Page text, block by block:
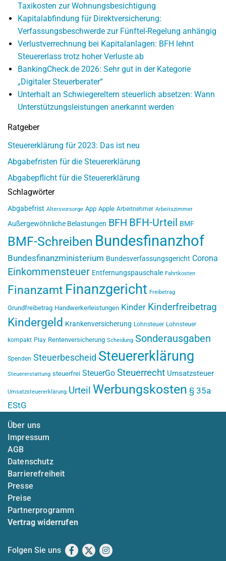
Taxikosten zur Wohnungsbesichtigung
Kapitalabfindung für Direktversicherung:
Verfassungsbeschwerde zur Fünftel-Regelung anhängig
Verlustverrechnung bei Kapitalanlagen: BFH lehnt
Steuererlass trotz hoher Verluste ab
BankingCheck.de 2026: Sehr gut in der Kategorie
„Digitaler Steuerberater“
Unterhalt an Schwiegereltern steuerlich absetzen: Wann
Unterstützungsleistungen anerkannt werden
Ratgeber
Steuererklärung für 2023: Das ist neu
Abgabefristen für die Steuererklärung
Abgabepflicht für die Steuererklärung
Schlagwörter
Abgabefrist Altersvorsorge App Apple Arbeitnehmer Arbeitszimmer
Außergewöhnliche Belastungen BFH BFH-Urteil BMF
BMF-Schreiben Bundesfinanzhof
Bundesfinanzministerium Bundesverfassungsgericht Corona
Einkommensteuer Entfernungspauschale Fahrtkosten
Finanzamt Finanzgericht Freibetrag
Grundfreibetrag Handwerkerleistungen Kinder Kinderfreibetrag
Kindergeld Krankenversicherung Lohnsteuer Lohnsteuer
kompakt Play Rentenversicherung Scheidung Sonderausgaben
Spenden Steuerbescheid Steuererklärung
Steuererstattung steuerfrei SteuerGo Steuerrecht Umsatzsteuer
Umsatzsteuererklärung Urteil Werbungskosten § 35a
EStG
Über uns
Impressum
AGB
Datenschutz
Barrierefreiheit
Presse
Preise
Partnerprogramm
Vertrag widerrufen
Folgen Sie uns Facebook
X Instagram